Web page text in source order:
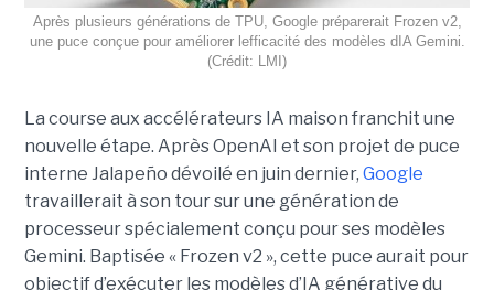
Après plusieurs générations de TPU, Google préparerait Frozen v2,
une puce conçue pour améliorer lefficacité des modèles dIA Gemini.
(Crédit: LMI)
La course aux accélérateurs IA maison franchit une
nouvelle étape. Après OpenAI et son projet de puce
interne Jalapeño dévoilé en juin dernier, Google
travaillerait à son tour sur une génération de
processeur spécialement conçu pour ses modèles
Gemini. Baptisée « Frozen v2 », cette puce aurait pour
objectif d’exécuter les modèles d’IA générative du